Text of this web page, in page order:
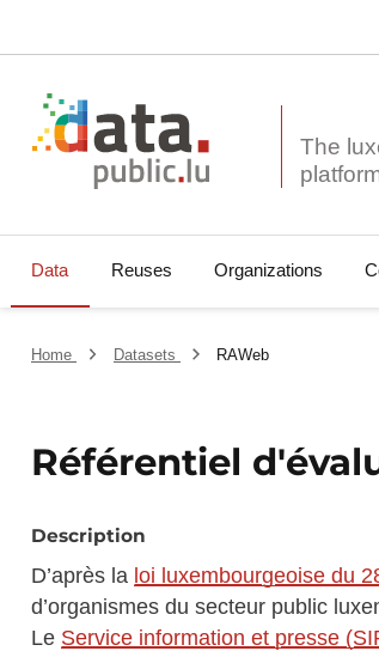
The
Data Reuses Organizations
Home Datasets RAWeb
Référentiel
Description
D’après la loi luxembourgeoise du
d’organismes du secteur public
Le Service information et presse